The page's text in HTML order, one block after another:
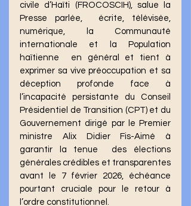
civile d’Haïti (FROCOSCIH), salue la
Presse parlée,  écrite, télévisée,
numérique, la Communauté
internationale et la Population
haïtienne  en général et tient à
exprimer sa vive préoccupation et sa
déception profonde face à
l’incapacité persistante du Conseil
Présidentiel de Transition (CPT) et du
Gouvernement dirigé par le Premier
ministre Alix Didier Fis-Aimé à
garantir la tenue  des élections
générales crédibles et transparentes
avant le 7 février 2026, échéance
pourtant cruciale pour le retour à
l’ordre constitutionnel.